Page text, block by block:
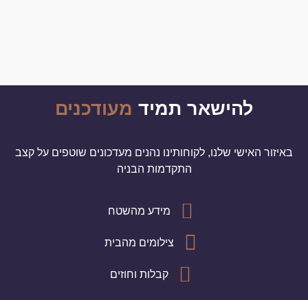
להישאר תמיד מעודכנים
באיזור האישי שלנו, לקוחותינו נהנים מעדכונים שוטפים על קצב
התקדמות הבניה
מידע מהשטח
צילומים מהבית
קבלות וחוזים